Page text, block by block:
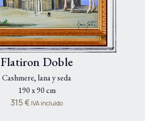
Flatiron Doble
Cashmere, lana y seda
190 x 90 cm
315€ IVA incluido